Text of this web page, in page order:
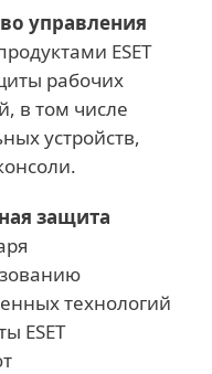
управления
ESET
рабочих
в том числе
устройств,
защита
технологий
ESET